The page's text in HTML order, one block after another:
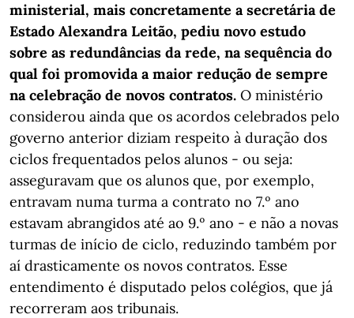
ministerial, mais concretamente a secretária de
Estado Alexandra Leitão, pediu novo estudo
sobre as redundâncias da rede, na sequência do
qual foi promovida a maior redução de sempre
na celebração de novos contratos. O ministério
considerou ainda que os acordos celebrados pelo
governo anterior diziam respeito à duração dos
ciclos frequentados pelos alunos - ou seja:
asseguravam que os alunos que, por exemplo,
entravam numa turma a contrato no 7.º ano
estavam abrangidos até ao 9.º ano - e não a novas
turmas de início de ciclo, reduzindo também por
aí drasticamente os novos contratos. Esse
entendimento é disputado pelos colégios, que já
recorreram aos tribunais.